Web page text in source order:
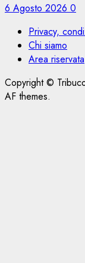
6 Agosto 2026 0
Privacy,
Chi siamo
Area riservata
Copyright ©
AF themes.